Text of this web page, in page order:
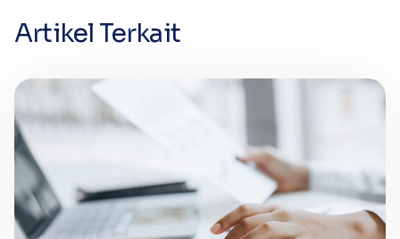
Artikel Terkait